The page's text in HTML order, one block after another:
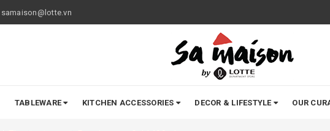
samaison@lotte.vn
TABLEWARE KITCHEN ACCESSORIES DECOR & LIFESTYLE OUR